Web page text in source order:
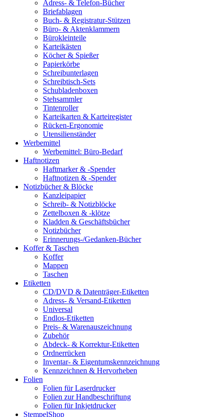
Adress- & Telefon-Bücher
Briefablagen
Buch- & Registratur-Stützen
Büro- & Aktenklammern
Bürokleinteile
Karteikästen
Köcher & Spießer
Papierkörbe
Schreibunterlagen
Schreibtisch-Sets
Schubladenboxen
Stehsammler
Tintenroller
Karteikarten & Karteiregister
Rücken-Ergonomie
Utensilienständer
Werbemittel
Werbemittel: Büro-Bedarf
Haftnotizen
Haftmarker & -Spender
Haftnotizen & -Spender
Notizbücher & Blöcke
Kanzleipapier
Schreib- & Notizblöcke
Zettelboxen & -klötze
Kladden & Geschäftsbücher
Notizbücher
Erinnerungs-/Gedanken-Bücher
Koffer & Taschen
Koffer
Mappen
Taschen
Etiketten
CD/DVD & Datenträger-Etiketten
Adress- & Versand-Etiketten
Universal
Endlos-Etiketten
Preis- & Warenauszeichnung
Zubehör
Abdeck- & Korrektur-Etiketten
Ordnerrücken
Inventar- & Eigentumskennzeichnung
Kennzeichnen & Hervorheben
Folien
Folien für Laserdrucker
Folien zur Handbeschriftung
Folien für Inkjetdrucker
StempelShop